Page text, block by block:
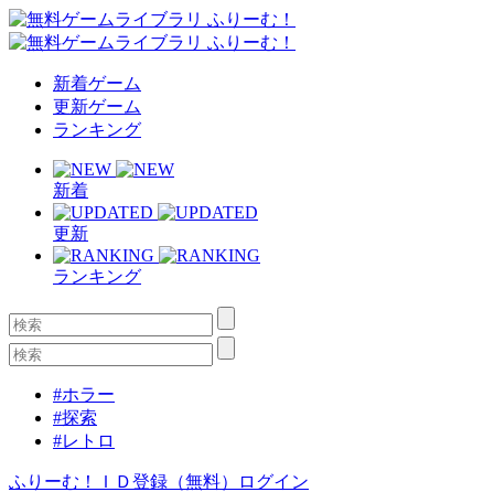
新着ゲーム
更新ゲーム
ランキング
新着
更新
ランキング
#ホラー
#探索
#レトロ
ふりーむ！ＩＤ登録（無料） ログイン